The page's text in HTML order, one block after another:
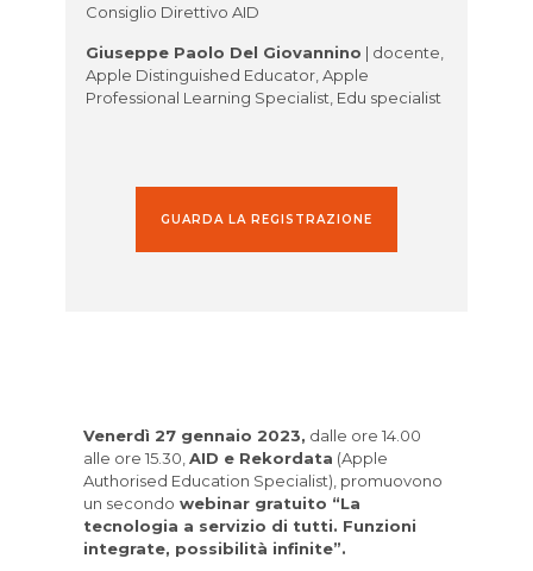
Consiglio Direttivo AID
Giuseppe Paolo Del Giovannino | docente,
Apple Distinguished Educator, Apple
Professional Learning Specialist, Edu specialist
GUARDA LA REGISTRAZIONE
Venerdì 27 gennaio 2023, dalle ore 14.00
alle ore 15.30, AID e Rekordata (Apple
Authorised Education Specialist), promuovono
un secondo webinar gratuito “La
tecnologia a servizio di tutti. Funzioni
integrate, possibilità infinite”.